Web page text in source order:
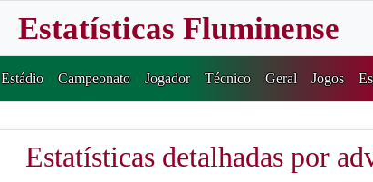
Estatísticas Fluminense
Estádio Campeonato Jogador Técnico Geral Jogos
Estatísticas detalhadas por